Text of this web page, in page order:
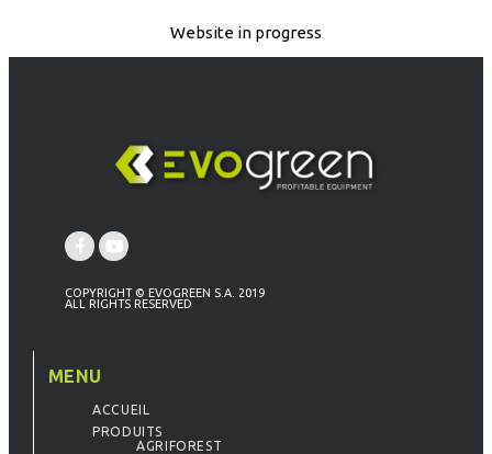
Website in progress
COPYRIGHT © EVOGREEN S.A. 2019
ALL RIGHTS RESERVED
MENU
ACCUEIL
PRODUITS
AGRIFOREST